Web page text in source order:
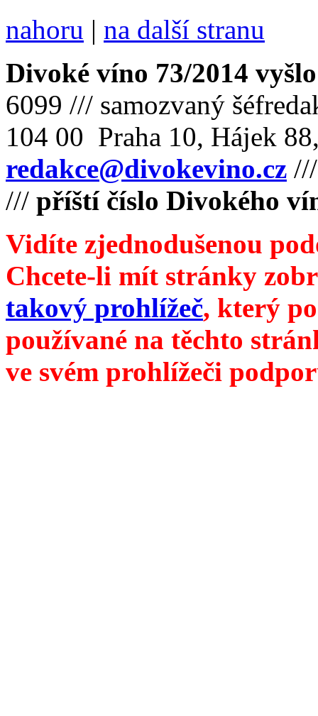
nahoru | na další stranu
Divoké víno 73/2014
6099 /// samozvaný
104 00 Praha 10, Hájek
redakce@divokevino.cz
/// příští číslo Divokého
Vidíte zjednodušenou
Chcete-li mít stránky
takový prohlížeč, který
používané na těchto
ve svém prohlížeči